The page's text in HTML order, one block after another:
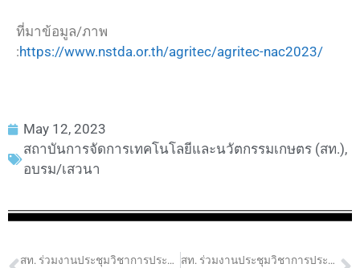
ที่มาข้อมูล/ภาพ
:https://www.nstda.or.th/agritec/agritec-nac2023/
May 12, 2023
สถาบันการจัดการเทคโนโลยีและนวัตกรรมเกษตร (สท.),
อบรม/เสวนา
สท. ร่วมงานประชุมวิชาการประจำปี สวทช. (NAC2023) สท. ร่วมงานประชุมวิชาการประจำปี สวทช. (NAC2023)